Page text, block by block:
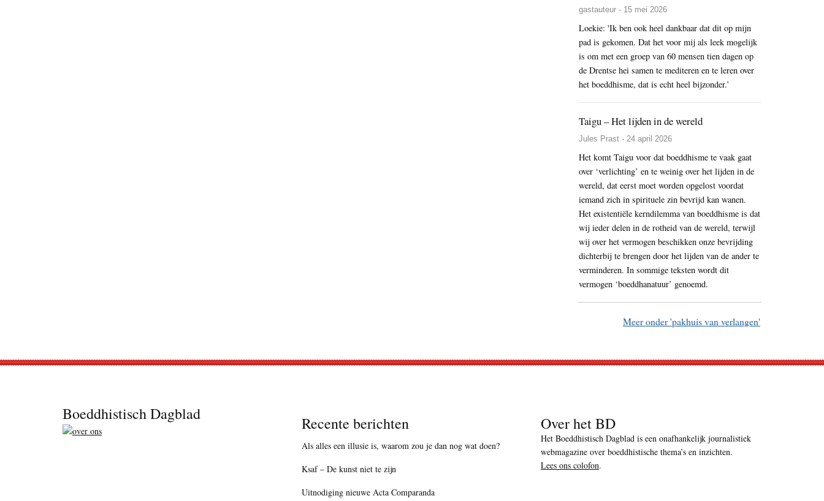
gastauteur - 15 mei 2026
Loekie: 'Ik ben ook heel dankbaar dat dit op mijn
pad is gekomen. Dat het voor mij als leek mogelijk
is om met een groep van 60 mensen tien dagen op
de Drentse hei samen te mediteren en te leren over
het boeddhisme, dat is echt heel bijzonder.’
Taigu – Het lijden in de wereld
Jules Prast - 24 april 2026
Het komt Taigu voor dat boeddhisme te vaak gaat
over ‘verlichting’ en te weinig over het lijden in de
wereld, dat eerst moet worden opgelost voordat
iemand zich in spirituele zin bevrijd kan wanen.
Het existentiële kerndilemma van boeddhisme is dat
wij ieder delen in de rotheid van de wereld, terwijl
wij over het vermogen beschikken onze bevrijding
dichterbij te brengen door het lijden van de ander te
verminderen. In sommige teksten wordt dit
vermogen ‘boeddhanatuur’ genoemd.
Meer onder 'pakhuis van verlangen'
Boeddhistisch Dagblad Recente berichten
Als alles een illusie is, waarom zou je dan nog wat doen?
Ksaf – De kunst niet te zijn
Uitnodiging nieuwe Acta Comparanda
Over het BD
Het Boeddhistisch Dagblad is een onafhankelijk journalistiek
webmagazine over boeddhistische thema’s en inzichten.
Lees ons colofon.